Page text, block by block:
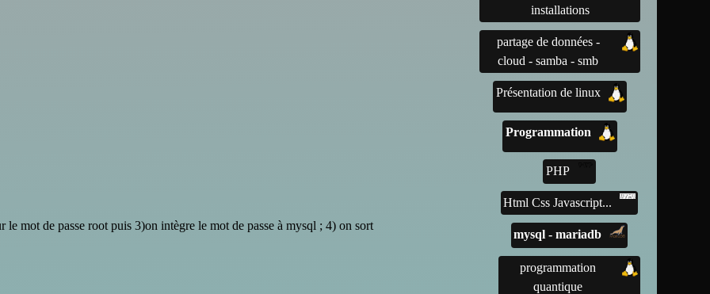
mot de passe root puis 3)on intègre le mot de passe à mysql ; 4) on sort
installations
partage de données -
cloud - samba - smb
Présentation de linux
Programmation
PHP
Html Css Javascript...
mysql - mariadb
programmation
quantique